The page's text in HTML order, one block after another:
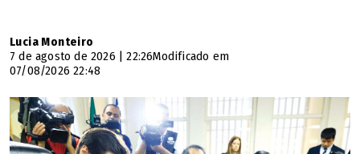
Lucia Monteiro
7 de agosto de 2026 | 22:26Modificado em
07/08/2026 22:48